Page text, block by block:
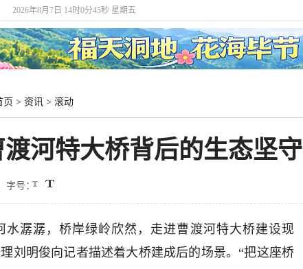
2026年8月7日 14时0分45秒 星期五
页 > 资讯 > 滚动
河特大桥背后的生态坚守
字号：
水潺潺，桥岸绿岭欣然，走进曹渡河特大桥建设现
刘明俊向记者描述着大桥建成后的场景。“把这座桥